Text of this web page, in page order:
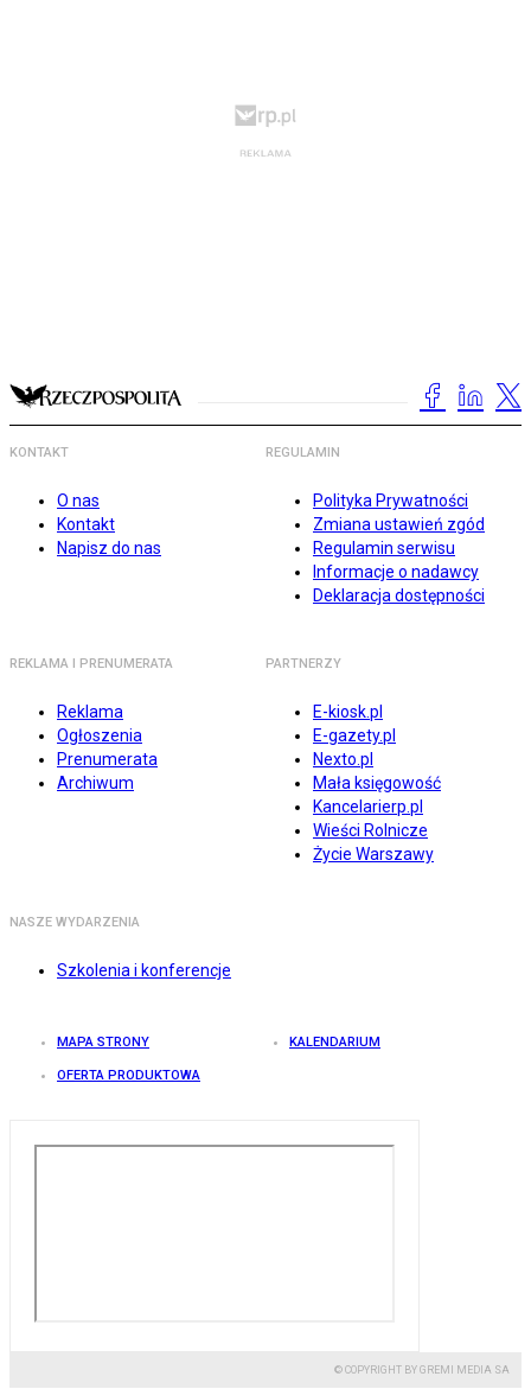
KONTAKT
O nas
Kontakt
Napisz do nas
REGULAMIN
Polityka Prywatności
Zmiana ustawień zgód
Regulamin serwisu
Informacje o nadawcy
Deklaracja dostępności
REKLAMA I PRENUMERATA
Reklama
Ogłoszenia
Prenumerata
Archiwum
PARTNERZY
E-kiosk.pl
E-gazety.pl
Nexto.pl
Mała księgowość
Kancelarierp.pl
Wieści Rolnicze
Życie Warszawy
NASZE WYDARZENIA
Szkolenia i konferencje
MAPA STRONY KALENDARIUM
OFERTA PRODUKTOWA
© COPYRIGHT BY GREMI MEDIA SA